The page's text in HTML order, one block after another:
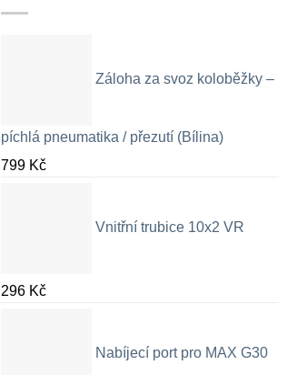
Záloha za svoz koloběžky –
píchlá pneumatika / přezutí (Bílina)
799 Kč
Vnitřní trubice 10x2 VR
296 Kč
Nabíjecí port pro MAX G30